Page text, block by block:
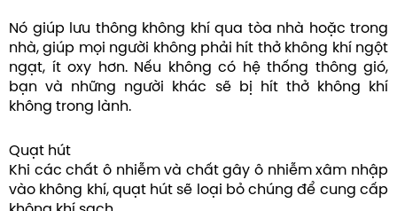
Nó giúp lưu thông không khí qua tòa nhà hoặc trong
nhà, giúp mọi người không phải hít thở không khí ngột
ngạt, ít oxy hơn. Nếu không có hệ thống thông gió,
bạn và những người khác sẽ bị hít thở không khí
không trong lành.
Quạt hút
Khi các chất ô nhiễm và chất gây ô nhiễm xâm nhập
vào không khí, quạt hút sẽ loại bỏ chúng để cung cấp